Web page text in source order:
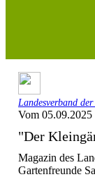
Landesverband
Vom
"Der
Magazin des
Gartenfreunde